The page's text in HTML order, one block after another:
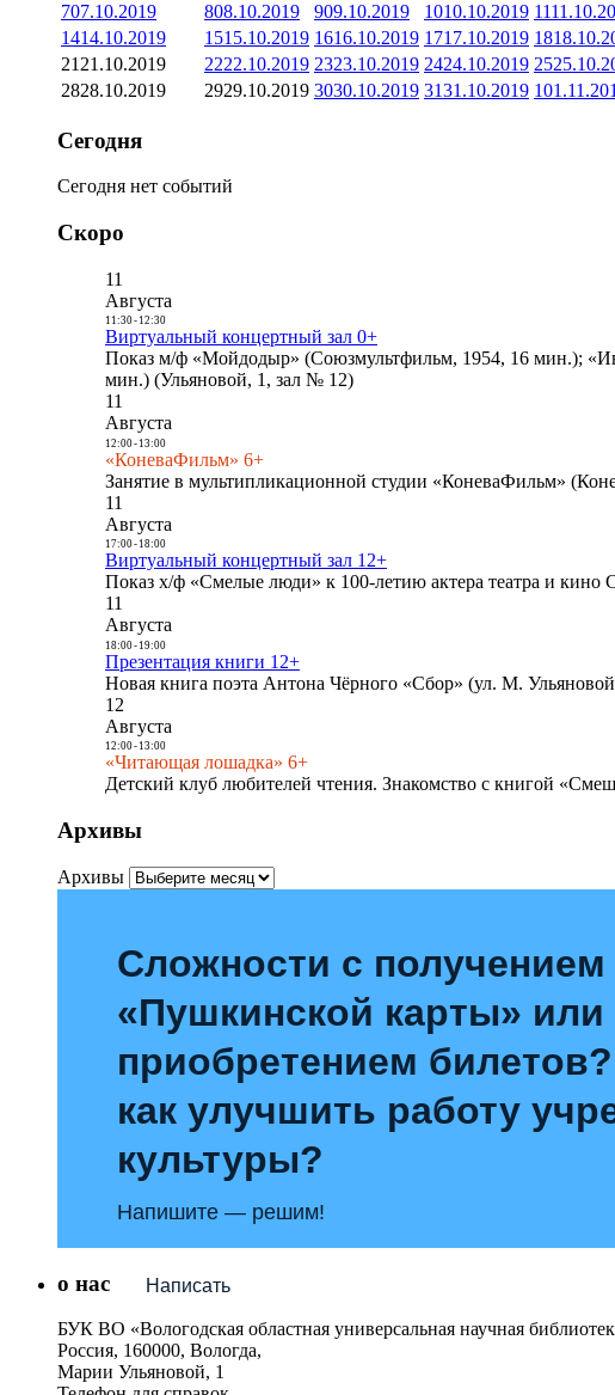
707.10.2019 808.10.2019 909.10.2019 1010.10.2019 11
1414.10.2019 1515.10.2019 1616.10.2019 1717.10.2019 18
21 21.10.2019 2222.10.2019 2323.10.2019 2424.10.2019 25
2828.10.2019 2929.10.2019 3030.10.2019 3131.10.2019 1
Сегодня
Сегодня нет событий
Скоро
11
Августа
11:30- 12:30
Виртуальный концертный зал 0+
Показ м/ф «Мойдодыр» (Союзмультфильм, 1954, 16 мин.);
мин.) (Ульяновой, 1, зал № 12)
11
Августа
12:00- 13:00
«КоневаФильм» 6+
Занятие в мультипликационной студии «КоневаФильм»
11
Августа
17:00- 18:00
Виртуальный концертный зал 12+
Показ х/ф «Смелые люди» к 100-летию актера театра и
11
Августа
18:00- 19:00
Презентация книги 12+
Новая книга поэта Антона Чёрного «Сбор» (ул. М.
12
Августа
12:00- 13:00
«Читающая лошадка» 6+
Детский клуб любителей чтения. Знакомство с книгой
Архивы
Архивы
Сложности с получением
«Пушкинской карты» или
приобретением
как улучшить работу
культуры?
Напишите — решим!
Написать
о нас
БУК ВО «Вологодская областная универсальная научная
Россия, 160000, Вологда,
Марии Ульяновой, 1